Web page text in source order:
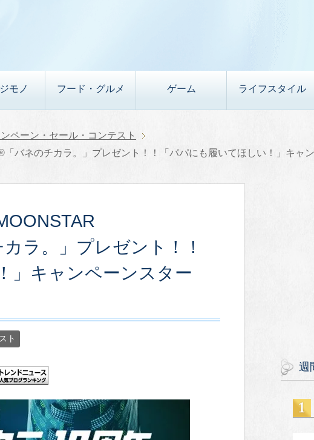
モノ フード・グルメ ゲーム ライフスタイル
ペーン・セール・コンテスト
バネのチカラ。」プレゼント！！「パパにも履いてほしい！」キャ
ラ。」プレゼント！！
」キャンペーンスター
ト
週